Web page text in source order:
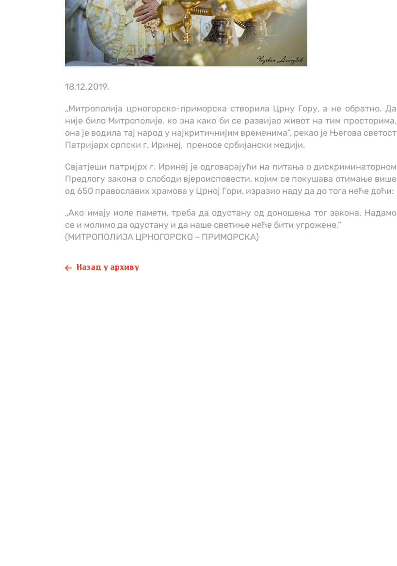
18.12.2019.
„Митрополија црногорско-приморска створила Црну Гору, а не обратно. Да
није било Митрополије, ко зна како би се развијао живот на тим просторима,
она је водила тај народ у најкритичнијим временима“, рекао је Његова светост
Патријарх српски г. Иринеј, преносе србијански медији.
Свјатјеши патријрх г. Иринеј је одговарајући на питања о дискриминаторном
Предлогу закона о слободи вјероисповести, којим се покушава отимање више
од 650 православих храмова у Црној Гори, изразио наду да до тога неће доћи:
„Ако имају иоле памети, треба да одустану од доношења тог закона. Надамо
се и молимо да одустану и да наше светиње неће бити угрожене.“
(МИТРОПОЛИЈА ЦРНОГОРСКО – ПРИМОРСКА)
Назад у архиву